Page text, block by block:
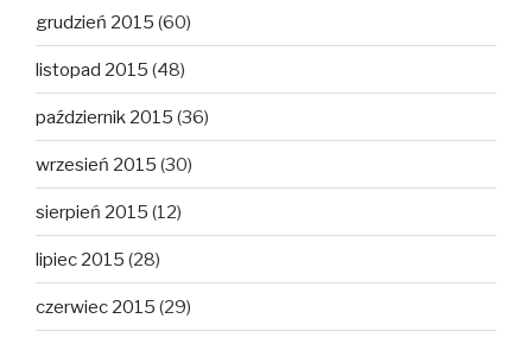
grudzień 2015 (60)
listopad 2015 (48)
październik 2015 (36)
wrzesień 2015 (30)
sierpień 2015 (12)
lipiec 2015 (28)
czerwiec 2015 (29)